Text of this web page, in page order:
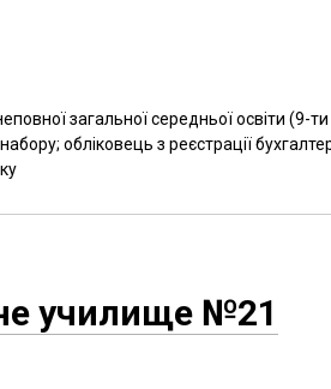
загальної середньої освіти (9-ти
обліковець з реєстрації
училище №21